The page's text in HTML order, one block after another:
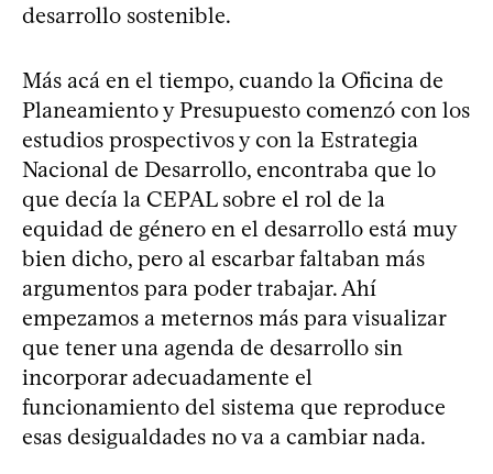
desarrollo sostenible.
Más acá en el tiempo, cuando la Oficina de
Planeamiento y Presupuesto comenzó con los
estudios prospectivos y con la Estrategia
Nacional de Desarrollo, encontraba que lo
que decía la CEPAL sobre el rol de la
equidad de género en el desarrollo está muy
bien dicho, pero al escarbar faltaban más
argumentos para poder trabajar. Ahí
empezamos a meternos más para visualizar
que tener una agenda de desarrollo sin
incorporar adecuadamente el
funcionamiento del sistema que reproduce
esas desigualdades no va a cambiar nada.